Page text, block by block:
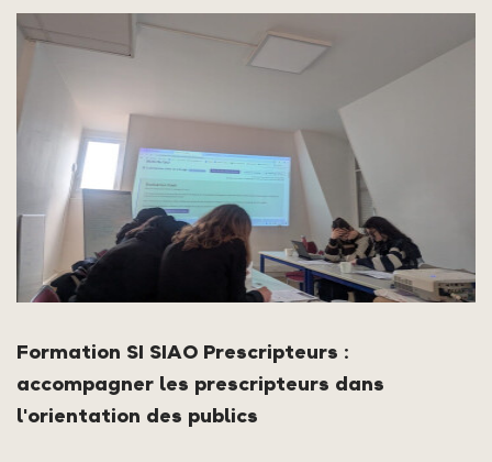
Formation SI SIAO Prescripteurs :
accompagner les prescripteurs dans
l'orientation des publics